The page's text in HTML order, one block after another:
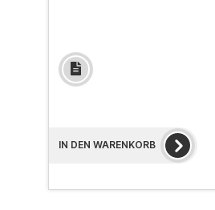
IN DEN WARENKORB